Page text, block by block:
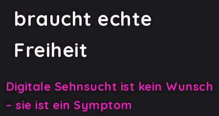
braucht echte
Freiheit
Digitale Sehnsucht ist kein Wunsch
– sie ist ein Symptom